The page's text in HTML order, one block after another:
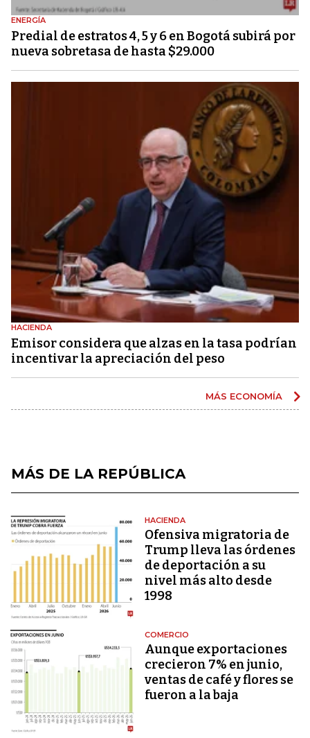
ENERGÍA
Predial de estratos 4, 5 y 6 en Bogotá subirá por
nueva sobretasa de hasta $29.000
HACIENDA
Emisor considera que alzas en la tasa podrían
incentivar la apreciación del peso
MÁS ECONOMÍA
MÁS DE LA REPÚBLICA
HACIENDA
Ofensiva migratoria de
Trump lleva las órdenes
de deportación a su
nivel más alto desde
1998
COMERCIO
Aunque exportaciones
crecieron 7% en junio,
ventas de café y flores se
fueron a la baja